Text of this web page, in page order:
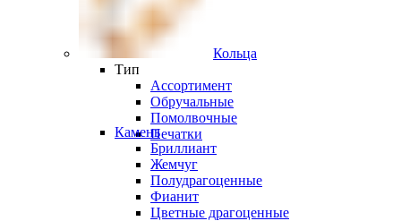
Кольца
Тип
Ассортимент
Обручальные
Помолвочные
Печатки
Камень
Бриллиант
Жемчуг
Полудрагоценные
Фианит
Цветные драгоценные